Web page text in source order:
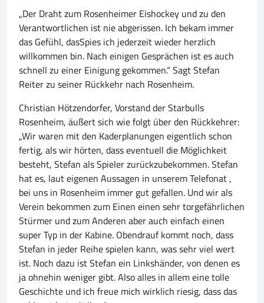
„Der Draht zum Rosenheimer Eishockey und zu den
Verantwortlichen ist nie abgerissen. Ich bekam immer
das Gefühl, dasSpies ich jederzeit wieder herzlich
willkommen bin. Nach einigen Gesprächen ist es auch
schnell zu einer Einigung gekommen.“ Sagt Stefan
Reiter zu seiner Rückkehr nach Rosenheim.
Christian Hötzendorfer, Vorstand der Starbulls
Rosenheim, äußert sich wie folgt über den Rückkehrer:
„Wir waren mit den Kaderplanungen eigentlich schon
fertig, als wir hörten, dass eventuell die Möglichkeit
besteht, Stefan als Spieler zurückzubekommen. Stefan
hat es, laut eigenen Aussagen in unserem Telefonat ,
bei uns in Rosenheim immer gut gefallen. Und wir als
Verein bekommen zum Einen einen sehr torgefährlichen
Stürmer und zum Anderen aber auch einfach einen
super Typ in der Kabine. Obendrauf kommt noch, dass
Stefan in jeder Reihe spielen kann, was sehr viel wert
ist. Noch dazu ist Stefan ein Linkshänder, von denen es
ja ohnehin weniger gibt. Also alles in allem eine tolle
Geschichte und ich freue mich wirklich riesig, dass das